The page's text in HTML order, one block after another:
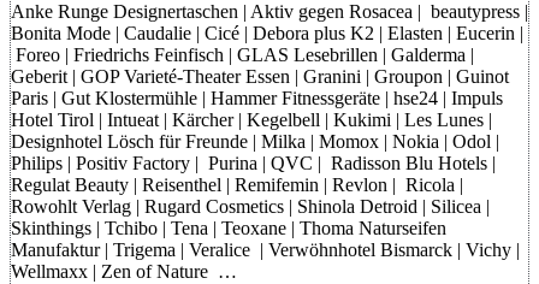
Anke Runge Designertaschen | Aktiv gegen Rosacea | beautypress |
Bonita Mode | Caudalie | Cicé | Debora plus K2 | Elasten | Eucerin |
Foreo | Friedrichs Feinfisch | GLAS Lesebrillen | Galderma |
Geberit | GOP Varieté-Theater Essen | Granini | Groupon | Guinot
Paris | Gut Klostermühle | Hammer Fitnessgeräte | hse24 | Impuls
Hotel Tirol | Intueat | Kärcher | Kegelbell | Kukimi | Les Lunes |
Designhotel Lösch für Freunde | Milka | Momox | Nokia | Odol |
Philips | Positiv Factory | Purina | QVC | Radisson Blu Hotels |
Regulat Beauty | Reisenthel | Remifemin | Revlon | Ricola |
Rowohlt Verlag | Rugard Cosmetics | Shinola Detroid | Silicea |
Skinthings | Tchibo | Tena | Teoxane | Thoma Naturseifen
Manufaktur | Trigema | Veralice | Verwöhnhotel Bismarck | Vichy |
Wellmaxx | Zen of Nature …